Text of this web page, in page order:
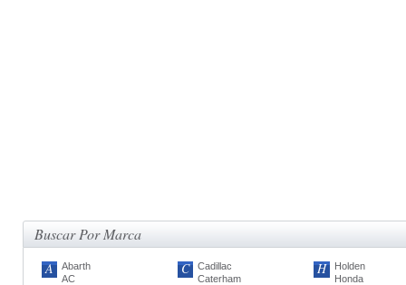
Buscar Por Marca
A
Abarth
AC
C
Cadillac
Caterham
H
Holden
Honda